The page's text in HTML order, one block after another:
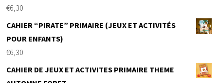
€6,30
CAHIER “PIRATE” PRIMAIRE (JEUX ET ACTIVITÉS
POUR ENFANTS)
€6,30
CAHIER DE JEUX ET ACTIVITES PRIMAIRE THEME